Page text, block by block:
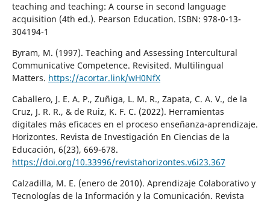
teaching and teaching: A course in second language
acquisition (4th ed.). Pearson Education. ISBN: 978-0-13-
304194-1
Byram, M. (1997). Teaching and Assessing Intercultural
Communicative Competence. Revisited. Multilingual
Matters. https://acortar.link/wH0NfX
Caballero, J. E. A. P., Zuñiga, L. M. R., Zapata, C. A. V., de la
Cruz, J. R. R., & de Ruiz, K. F. C. (2022). Herramientas
digitales más eficaces en el proceso enseñanza-aprendizaje.
Horizontes. Revista de Investigación En Ciencias de la
Educación, 6(23), 669-678.
https://doi.org/10.33996/revistahorizontes.v6i23.367
Calzadilla, M. E. (enero de 2010). Aprendizaje Colaborativo y
Tecnologías de la Información y la Comunicación. Revista